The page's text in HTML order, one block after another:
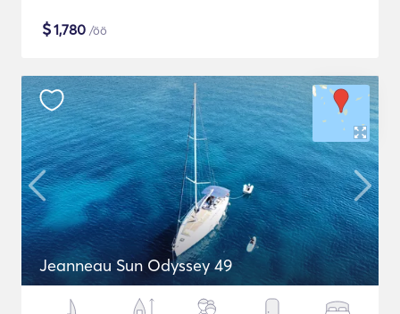
$1,780 /öö
Jeanneau Sun Odyssey 49